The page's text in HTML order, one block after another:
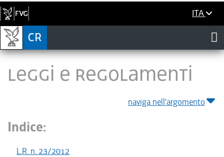
ITA
LEGGI E REGOLAMENTI
naviga nell'argomento
Indice:
L.R. n. 23/2012